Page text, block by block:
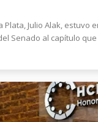
Plata, Julio Alak, estuvo
Senado al capítulo